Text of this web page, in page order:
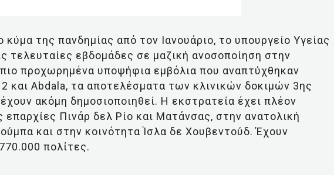
της πανδημίας από τον Ιανουάριο, το υπουργείο Υγείας
τελευταίες εβδομάδες σε μαζική ανοσοποίηση στην
προχωρημένα υποψήφια εμβόλια που αναπτύχθηκαν
και Abdala, τα αποτελέσματα των κλινικών δοκιμών 3ης
ακόμη δημοσιοποιηθεί. Η εκστρατεία έχει πλέον
επαρχίες Πινάρ δελ Ρίο και Ματάνσας, στην ανατολική
και στην κοινότητα Ίσλα δε Χουβεντούδ. Έχουν
πολίτες.